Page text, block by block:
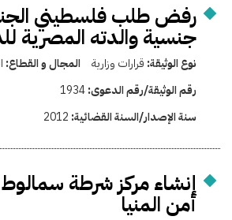
رفض طلب فلسطيني
جنسية والدته المصرية
نوع الوثيقة: قرارات وزارية المجال و القطاع:
رقم الوثيقة/رقم الدعوى:1934
سنة الإصدار/السنة القضائية: 2012
إنشاء مركز شرطة
أمن المنيا